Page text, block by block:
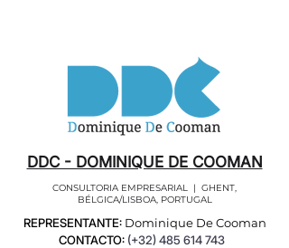
DDC - DOMINIQUE DE COOMAN
CONSULTORIA EMPRESARIAL | GHENT,
BÉLGICA/LISBOA, PORTUGAL
REPRESENTANTE: Dominique De Cooman
CONTACTO: (+32)485 614 743